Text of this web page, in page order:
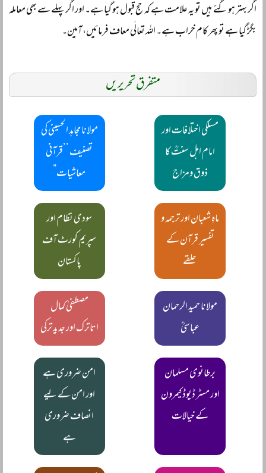
اگر بہتر ہو گئے ہیں تو یہ علامت ہے کہ حج قبول ہو گیا ہے۔ اور اگر پہلے سے بھی معاملہ
بگڑ گیا ہے تو پھر کام خراب ہے۔ اللہ تعالٰی معاف فرمائیں، آمین۔
متفرق تحریریں
مسلکی اختلافات اور
امام اہل سنتؒ کا
ذوق ومزاج
مولانا مجاہد الحسینی کی
تصنیف ’’قرآنی
معاشیات”
ماہِ شعبان اور ترجمہ و
تفسیر قرآن کے
حلقے
سودی نظام اور
سپریم کورٹ آف
پاکستان
مولانا حمید الرحمان
عباسیؒ
مصطفیٰ کمال
اتاترک اور جدید ترکی
برطانوی مسلمان
اور مسٹر ڈیوڈ کیمرون
کے خیالات
امن ضروری ہے
اور امن کے لیے
انصاف ضروری
ہے